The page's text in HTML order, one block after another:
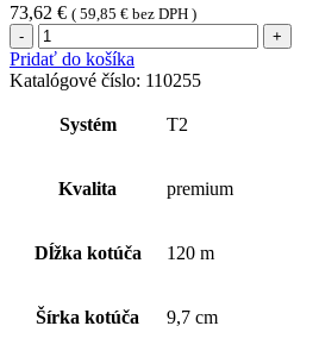
73,62 € ( 59,85 € bez DPH )
množstvo
Tork
Mini
Jumbo
extra
jemný
vrstvový
(1
ks),
Pridať do košíka
Katalógové číslo: 110255
Systém T2
Kvalita premium
Dĺžka kotúča 120 m
Šírka kotúča 9,7 cm